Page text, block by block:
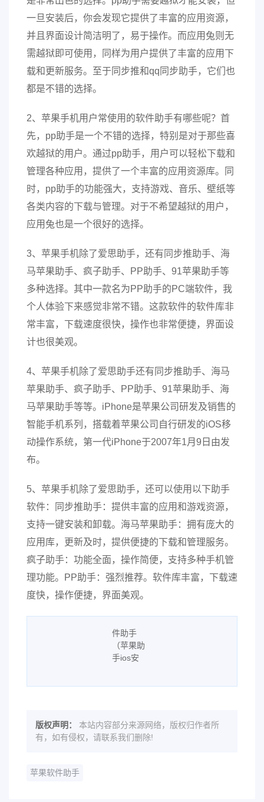
一旦安装后，你会发现它提供了丰富的应用资源，
并且界面设计简洁明了，易于操作。而应用兔则无
需越狱即可使用，同样为用户提供了丰富的应用下
载和更新服务。至于同步推和qq同步助手，它们也
都是不错的选择。
2、苹果手机用户常使用的软件助手有哪些呢？首
先，pp助手是一个不错的选择，特别是对于那些喜
欢越狱的用户。通过pp助手，用户可以轻松下载和
管理各种应用，提供了一个丰富的应用资源库。同
时，pp助手的功能强大，支持游戏、音乐、壁纸等
各类内容的下载与管理。对于不希望越狱的用户，
应用兔也是一个很好的选择。
3、苹果手机除了爱思助手，还有同步推助手、海
马苹果助手、疯子助手、PP助手、91苹果助手等
多种选择。其中一款名为PP助手的PC端软件，我
个人体验下来感觉非常不错。这款软件的软件库非
常丰富，下载速度很快，操作也非常便捷，界面设
计也很美观。
4、苹果手机除了爱思助手还有同步推助手、海马
苹果助手、疯子助手、PP助手、91苹果助手、海
马苹果助手等等。iPhone是苹果公司研发及销售的
智能手机系列，搭载着苹果公司自行研发的iOS移
动操作系统，第一代iPhone于2007年1月9日由发
布。
5、苹果手机除了爱思助手，还可以使用以下助手
软件：同步推助手：提供丰富的应用和游戏资源，
支持一键安装和卸载。海马苹果助手：拥有庞大的
应用库，更新及时，提供便捷的下载和管理服务。
疯子助手：功能全面，操作简便，支持多种手机管
理功能。PP助手：强烈推荐。软件库丰富，下载速
度快，操作便捷，界面美观。
版权声明：
本站内容部分来源网络，版权归作者所
有，如有侵权，请联系我们删除!
苹果软件助手